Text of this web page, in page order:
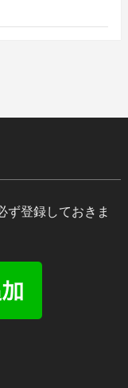
ず登録しておきま